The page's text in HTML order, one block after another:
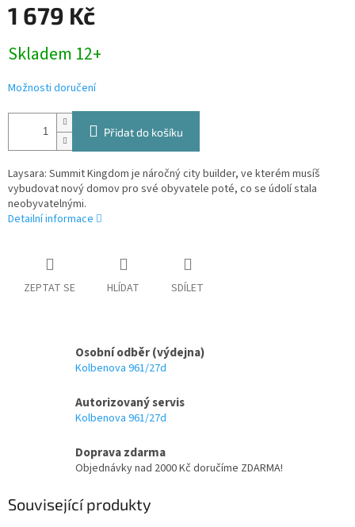
1 679 Kč
cena:
Skladem 12+
Možnosti doručení
Přidat do košíku
Laysara: Summit Kingdom je náročný city builder, ve kterém musíš
vybudovat nový domov pro své obyvatele poté, co se údolí stala
neobyvatelnými.
Detailní informace
ZEPTAT SE HLÍDAT SDÍLET
Osobní odběr (výdejna)
Kolbenova 961/27d
Autorizovaný servis
Kolbenova 961/27d
Doprava zdarma
Objednávky nad 2000 Kč doručíme ZDARMA!
Související produkty